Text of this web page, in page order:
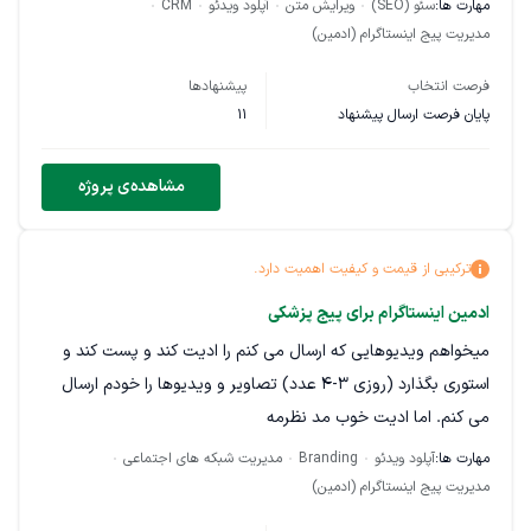
شرح وظایف:
انتشار و مدیریت استوری‌های تعاملی و خبری روزانه (نظرسنجی،
جداگانه مستقر هست)
هماهنگی با تیم برای اطلاع‌رسانی آفرها، تخفیف‌ها و محصولات
جدید
استراتژی محتوایی اینستاگرام
شرایط و مهارت‌ها:
مهارت ها:سئو (SEO) ویرایش متن آپلود ویدئو
CRM
مدیریت پیج اینستاگرام (ادمین)
فرصت انتخاب
پایان فرصت ارسال پیشنهاد
پیشنهادها
11
مشاهده‌ی پروژه
ترکیبی از قیمت و کیفیت اهمیت دارد.
ادمین اینستاگرام برای پیج پزشکی
میخواهم ویدیوهایی که ارسال می کنم را ادیت کند و پست کند و
استوری بگذارد (روزی ۳-۴ عدد) تصاویر و ویدیوها را خودم ارسال
می کنم. اما ادیت خوب مد نظرمه
مهارت ها:آپلود ویدئو Branding
مدیریت شبکه های اجتماعی
مدیریت پیج اینستاگرام (ادمین)